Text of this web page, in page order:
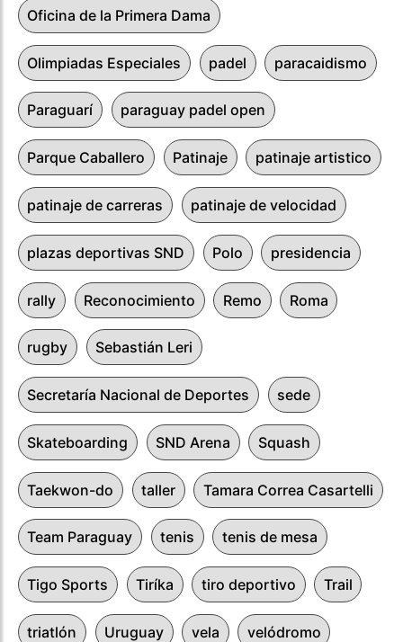
Oficina de la Primera Dama
Olimpiadas Especiales padel paracaidismo
Paraguarí paraguay padel open
Parque Caballero Patinaje patinaje artistico
patinaje de carreras patinaje de velocidad
plazas deportivas SND Polo presidencia
rally Reconocimiento Remo Roma
rugby Sebastián Leri
Secretaría Nacional de Deportes sede
Skateboarding SND Arena Squash
Taekwon-do taller Tamara Correa Casartelli
Team Paraguay tenis tenis de mesa
Tigo Sports Tiríka tiro deportivo Trail
triatlón Uruguay vela velódromo